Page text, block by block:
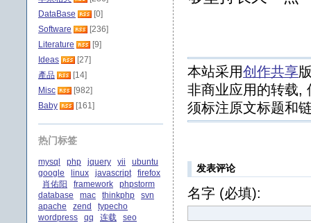
本站采用创作共享
非商业应用的转载,
须标注原文标题和
发表评论
名字 (必填):
DataBase
[0]
Software
[236]
Literature
[9]
Ideas
[27]
產品
[14]
Misc
[982]
Baby
[161]
热门标签
mysql php jquery yii
ubuntu
google
linux javascript
firefox
肖佑阳
framework
phpstorm
database
mac thinkphp
svn
apache
zend
typecho
wordpress
qq 连载
seo